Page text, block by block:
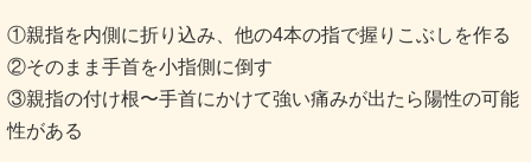
①親指を内側に折り込み、他の4本の指で握りこぶしを作る
②そのまま手首を小指側に倒す
③親指の付け根〜手首にかけて強い痛みが出たら陽性の可能
性がある